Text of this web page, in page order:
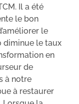
Il a été
le bon
le
diminue le taux
en
de
à notre
à restaurer